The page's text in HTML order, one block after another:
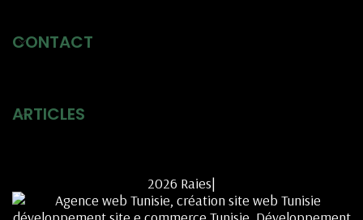
CONTACT
ARTICLES
2026 Raies|